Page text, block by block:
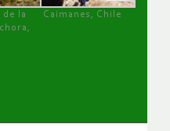
de la
Caimanes, Chile